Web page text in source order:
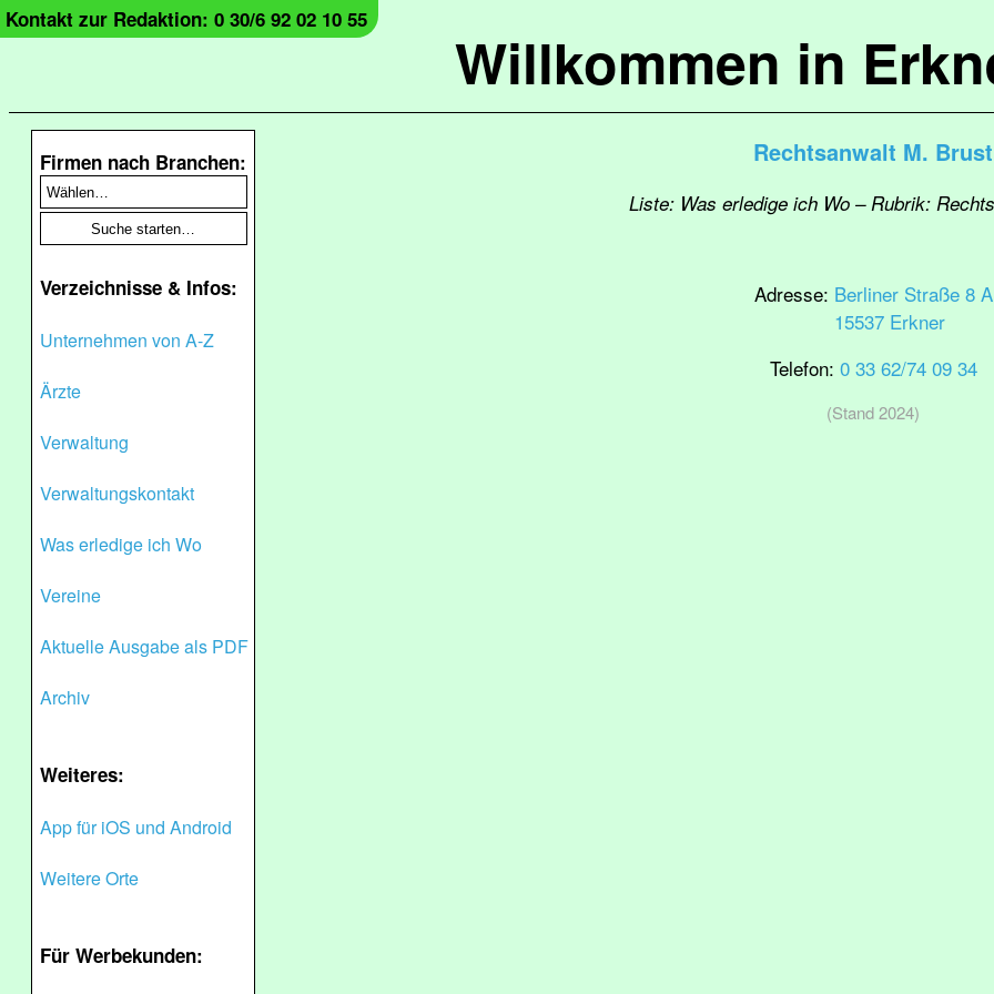
Willkommen in
Kontakt zur Redaktion: 0 30/6 92 02 10 55
Firmen nach Branchen:
Verzeichnisse & Infos:
Unternehmen von A-Z
Ärzte
Verwaltung
Verwaltungskontakt
Was erledige ich Wo
Vereine
Aktuelle Ausgabe als PDF
Archiv
Weiteres:
App für iOS und Android
Weitere Orte
Für Werbekunden:
Rechtsanwalt M. Brust
Liste: Was erledige ich Wo – Rubrik:
Adresse: Berliner Straße 8 A
15537 Erkner
Telefon: 0 33 62/74 09 34
(Stand 2024)